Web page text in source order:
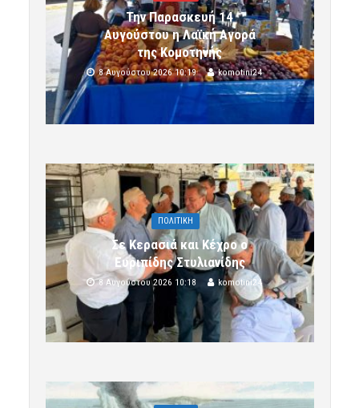
Την Παρασκευή 14
Αυγούστου η Λαϊκή Αγορά
της Κομοτηνής
8 Αυγούστου 2026 10:19 komotini24
ΠΟΛΙΤΙΚΗ
Σε Κερασιά και Κέχρο ο
Ευριπίδης Στυλιανίδης
8 Αυγούστου 2026 10:18 komotini24